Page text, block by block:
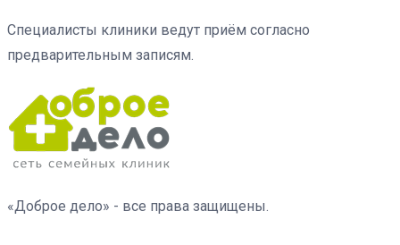
Специалисты клиники ведут приём согласно
предварительным записям.
«Доброе дело» - все права защищены.